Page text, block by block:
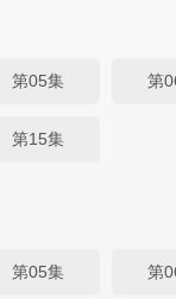
第05集 第
第15集
第05集 第